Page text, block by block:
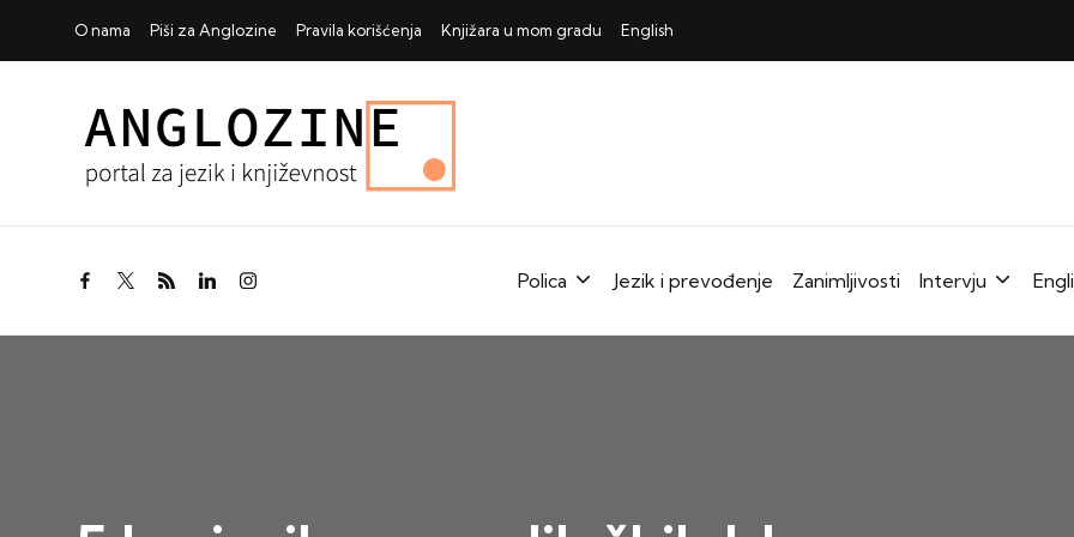
O nama Piši za Anglozine Pravila korišćenja Knjižara u mom gradu English
facebook.com
twitter.com
rss.comlinkedin.com
instagram.com Polica Jezik i prevođenje Zanimljivosti Intervju